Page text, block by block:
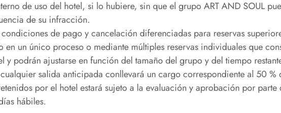
de uso del hotel, si lo hubiere, sin que el grupo ART AND SOUL
de su infracción.
de pago y cancelación diferenciadas para reservas
en un único proceso o mediante múltiples reservas individuales que
y podrán ajustarse en función del tamaño del grupo y del tiempo
salida anticipada conllevará un cargo correspondiente al 50 %
por el hotel estará sujeto a la evaluación y aprobación por
hábiles.